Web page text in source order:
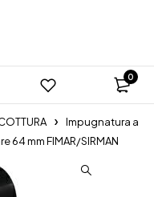
0
Impugnatura a
64 mm FIMAR/SIRMAN